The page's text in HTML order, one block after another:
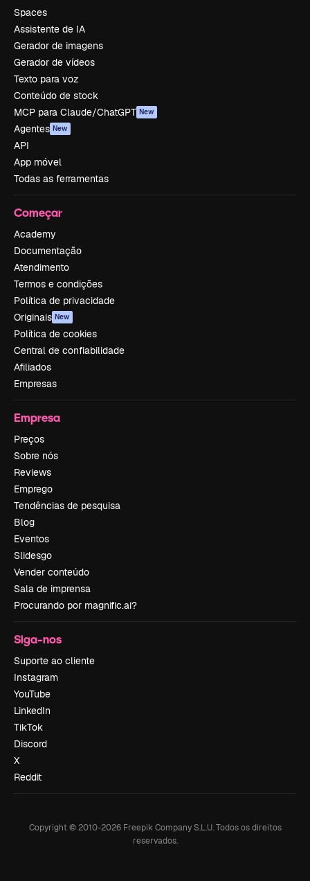
Spaces
Assistente de IA
Gerador de imagens
Gerador de vídeos
Texto para voz
Conteúdo de stock
MCP para Claude/ChatGPT New
Agentes New
API
App móvel
Todas as ferramentas
Começar
Academy
Documentação
Atendimento
Termos e condições
Política de privacidade
Originais New
Política de cookies
Central de confiabilidade
Afiliados
Empresas
Empresa
Preços
Sobre nós
Reviews
Emprego
Tendências de pesquisa
Blog
Eventos
Slidesgo
Vender conteúdo
Sala de imprensa
Procurando por magnific.ai?
Siga-nos
Suporte ao cliente
Instagram
YouTube
LinkedIn
TikTok
Discord
X
Reddit
Copyright © 2010-2026Freepik Company S.L.U. Todos os direitos
reservados.